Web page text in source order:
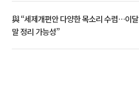
與 “세제개편안 다양한 목소리 수렴…이달
말 정리 가능성”